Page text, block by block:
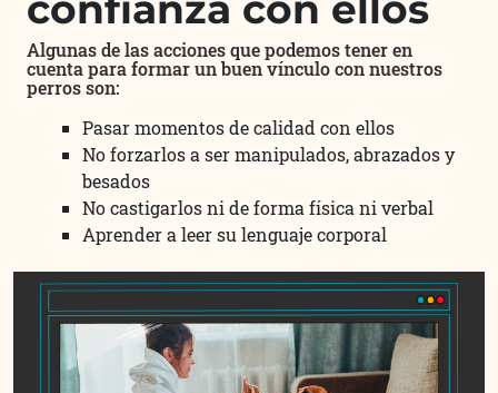
Algunas de las acciones que podemos tener en
cuenta para formar un buen vínculo con nuestros
perros son:
Pasar momentos de calidad con ellos
No forzarlos a ser manipulados, abrazados y
besados
No castigarlos ni de forma física ni verbal
Aprender a leer su lenguaje corporal